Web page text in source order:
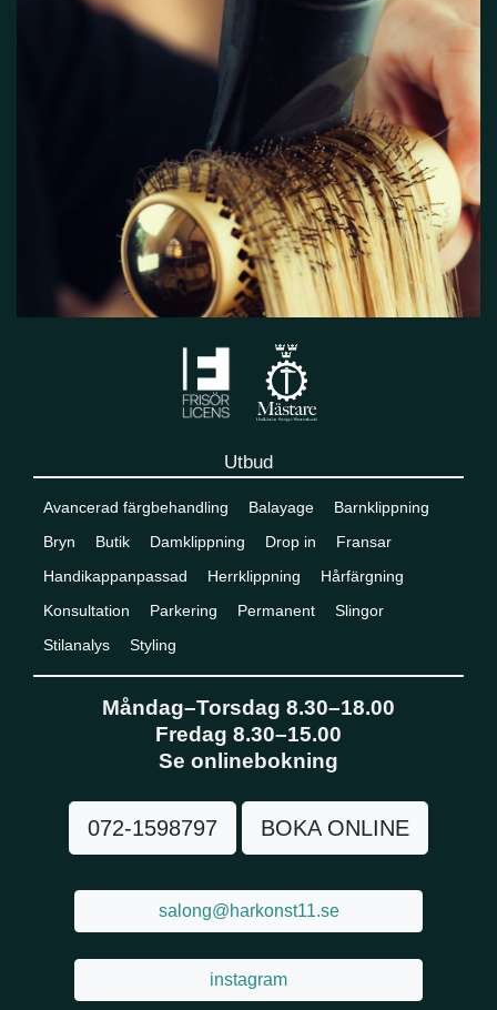
Utbud
Avancerad färgbehandling Balayage
Barnklippning
Bryn
Butik Damklippning Drop in
Fransar
Handikappanpassad
Herrklippning
Hårfärgning
Konsultation
Parkering Permanent
Slingor
Stilanalys
Styling
Måndag–Torsdag 8.30–18.00
Fredag 8.30–15.00
Se onlinebokning
072-1598797 BOKA ONLINE
salong@harkonst11.se
instagram